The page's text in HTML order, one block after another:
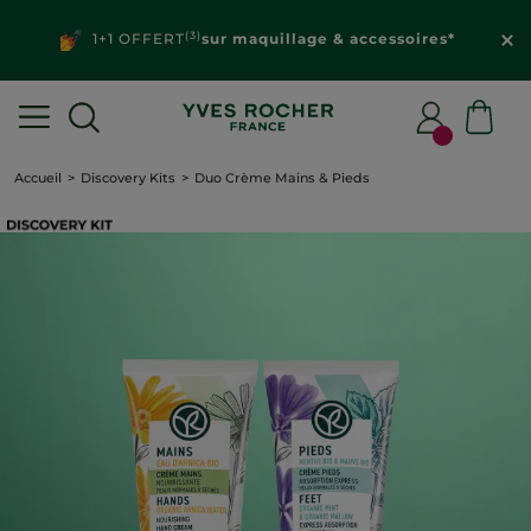
1+1 OFFERT(3)sur maquillage & accessoires*
Accueil Discovery Kits Duo Crème Mains & Pieds